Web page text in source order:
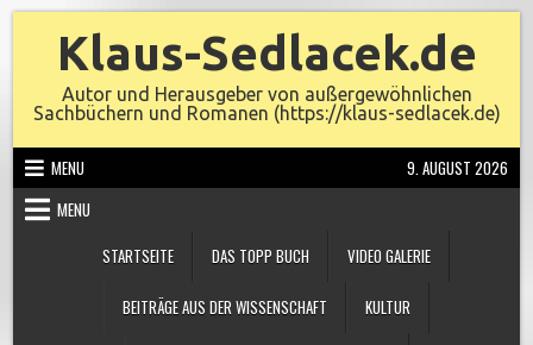
Klaus-Sedlacek.de
Autor und Herausgeber von außergewöhnlichen
Sachbüchern und Romanen (https://klaus-sedlacek.de)
MENU
9. AUGUST 2026
MENU
STARTSEITE
DAS TOPP BUCH VIDEO GALERIE
BEITRÄGE AUS DER WISSENSCHAFT KULTUR